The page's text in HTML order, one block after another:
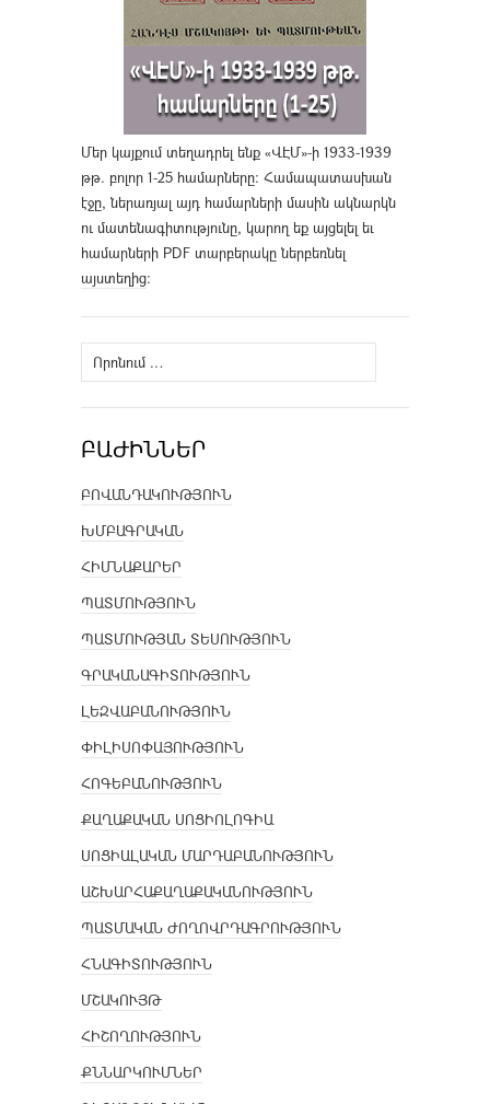
Մեր կայքում տեղադրել ենք «ՎԷՄ»-ի 1933-1939
թթ. բոլոր 1-25 համարները։ Համապատասխան
էջը, ներառյալ այդ համարների մասին ակնարկն
ու մատենագիտությունը, կարող եք այցելել եւ
համարների PDF տարբերակը ներբեռնել
այստեղից։
Որոնել՝
ԲԱԺԻՆՆԵՐ
ԲՈՎԱՆԴԱԿՈՒԹՅՈՒՆ
ԽՄԲԱԳՐԱԿԱՆ
ՀԻՄՆԱՔԱՐԵՐ
ՊԱՏՄՈՒԹՅՈՒՆ
ՊԱՏՄՈՒԹՅԱՆ ՏԵՍՈՒԹՅՈՒՆ
ԳՐԱԿԱՆԱԳԻՏՈՒԹՅՈՒՆ
ԼԵԶՎԱԲԱՆՈՒԹՅՈՒՆ
ՓԻԼԻՍՈՓԱՅՈՒԹՅՈՒՆ
ՀՈԳԵԲԱՆՈՒԹՅՈՒՆ
ՔԱՂԱՔԱԿԱՆ ՍՈՑԻՈԼՈԳԻԱ
ՍՈՑԻԱԼԱԿԱՆ ՄԱՐԴԱԲԱՆՈՒԹՅՈՒՆ
ԱՇԽԱՐՀԱՔԱՂԱՔԱԿԱՆՈՒԹՅՈՒՆ
ՊԱՏՄԱԿԱՆ ԺՈՂՈՎՐԴԱԳՐՈՒԹՅՈՒՆ
ՀՆԱԳԻՏՈՒԹՅՈՒՆ
ՄՇԱԿՈՒՅԹ
ՀԻՇՈՂՈՒԹՅՈՒՆ
ՔՆՆԱՐԿՈՒՄՆԵՐ